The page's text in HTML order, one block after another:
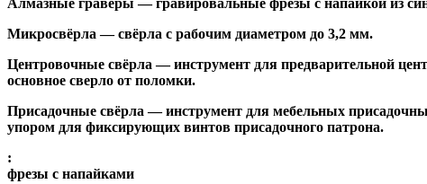
Микросвёрла — свёрла с рабочим диаметром до 3,2 мм.
Центровочные свёрла — инструмент для предварительной
основное сверло от поломки.
Присадочные свёрла — инструмент для мебельных
упором для фиксирующих винтов присадочного патрона.
:
фрезы с напайками